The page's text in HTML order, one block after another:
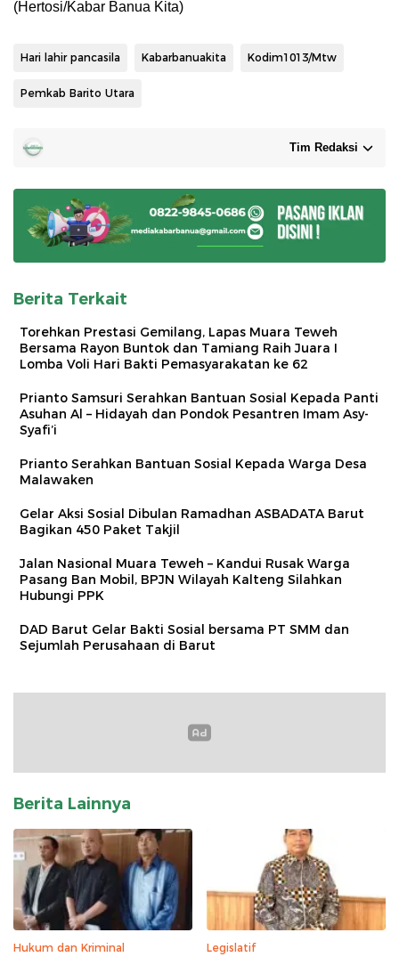
(Hertosi/Kabar Banua Kita)
Hari lahir pancasila Kabarbanuakita Kodim1013/Mtw
Pemkab Barito Utara
Tim Redaksi
Berita Terkait
Torehkan Prestasi Gemilang, Lapas Muara Teweh
Bersama Rayon Buntok dan Tamiang Raih Juara I
Lomba Voli Hari Bakti Pemasyarakatan ke 62
Prianto Samsuri Serahkan Bantuan Sosial Kepada Panti
Asuhan Al – Hidayah dan Pondok Pesantren Imam Asy-
Syafi’i
Prianto Serahkan Bantuan Sosial Kepada Warga Desa
Malawaken
Gelar Aksi Sosial Dibulan Ramadhan ASBADATA Barut
Bagikan 450 Paket Takjil
Jalan Nasional Muara Teweh – Kandui Rusak Warga
Pasang Ban Mobil, BPJN Wilayah Kalteng Silahkan
Hubungi PPK
DAD Barut Gelar Bakti Sosial bersama PT SMM dan
Sejumlah Perusahaan di Barut
Berita Lainnya
Hukum dan Kriminal Legislatif